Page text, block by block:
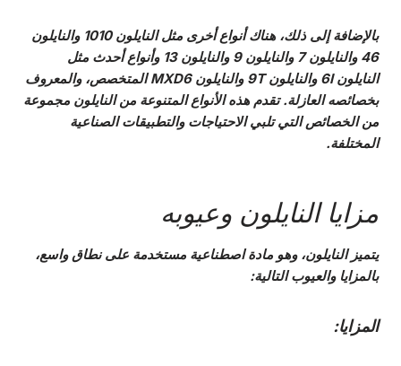
بالإضافة إلى ذلك، هناك أنواع أخرى مثل النايلون 1010 والنايلون
46 والنايلون 7 والنايلون 9 والنايلون 13 وأنواع أحدث مثل
النايلون 6I والنايلون 9T والنايلون MXD6 المتخصص، والمعروف
بخصائصه العازلة. تقدم هذه الأنواع المتنوعة من النايلون مجموعة
من الخصائص التي تلبي الاحتياجات والتطبيقات الصناعية
المختلفة.
مزايا النايلون وعيوبه
يتميز النايلون، وهو مادة اصطناعية مستخدمة على نطاق واسع،
بالمزايا والعيوب التالية:
المزايا: